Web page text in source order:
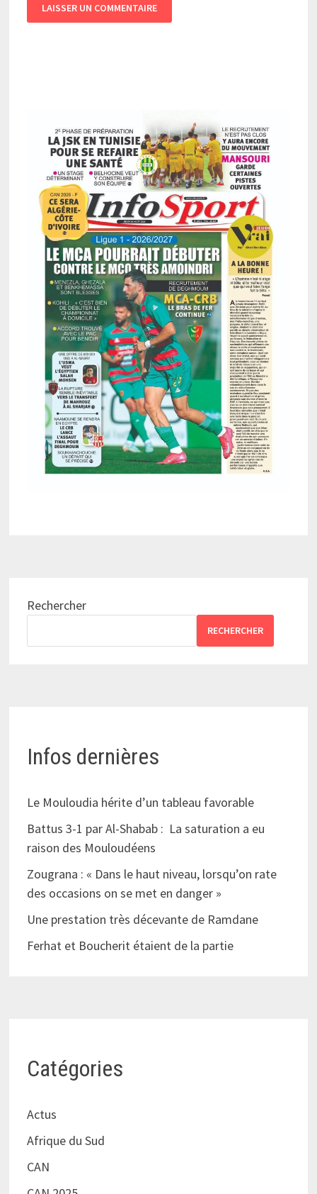
Rechercher
RECHERCHER
Infos dernières
Le Mouloudia hérite d’un tableau favorable
Battus 3-1 par Al-Shabab : La saturation a eu
raison des Mouloudéens
Zougrana : « Dans le haut niveau, lorsqu’on rate
des occasions on se met en danger »
Une prestation très décevante de Ramdane
Ferhat et Boucherit étaient de la partie
Catégories
Actus
Afrique du Sud
CAN